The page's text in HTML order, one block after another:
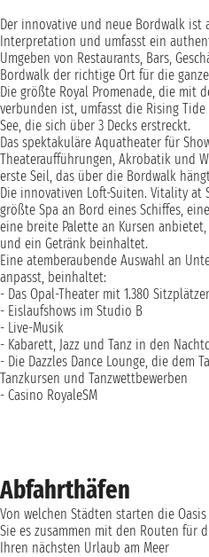
Abfahrthäfen
Von welchen Städten starten die
Sie es zusammen mit den Routen für
Ihren nächsten Urlaub am Meer
Der innovative und neue Bordwalk ist
Interpretation und umfasst ein
Umgeben von Restaurants, Bars,
Bordwalk der richtige Ort für die
Die größte Royal Promenade, die mit
verbunden ist, umfasst die Rising
See, die sich über 3 Decks erstreckt.
Das spektakuläre Aquatheater für
Theateraufführungen, Akrobatik und
erste Seil, das über die Bordwalk
Die innovativen Loft-Suiten. Vitality at
größte Spa an Bord eines Schiffes,
eine breite Palette an Kursen
und ein Getränk beinhaltet.
Eine atemberaubende Auswahl an
anpasst, beinhaltet:
- Das Opal-Theater mit 1.380
- Eislaufshows im Studio B
- Live-Musik
- Kabarett, Jazz und Tanz in den
- Die Dazzles Dance Lounge, die dem
Tanzkursen und Tanzwettbewerben
- Casino RoyaleSM